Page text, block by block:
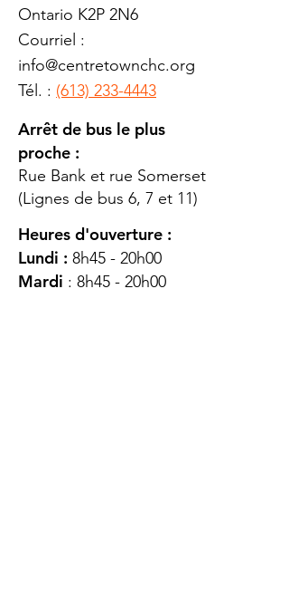
Ontario K2P 2N6
Courriel :
info@centretownchc.org
Tél. : (613) 233-4443
Arrêt de bus le plus
proche :
Rue Bank et rue Somerset
(Lignes de bus 6, 7 et 11)
Heures d'ouverture :
Lundi : 8h45 - 20h00
Mardi : 8h45 - 20h00